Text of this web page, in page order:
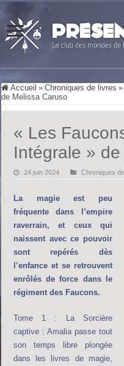
Accueil » Chroniques de livres »
de Melissa Caruso
« Les
Intégrale »
24 juin 2024 Chroniques
La magie est peu
fréquente dans l’empire
raverrain, et ceux qui
naissent avec ce pouvoir
sont repérés dès
l’enfance et se retrouvent
enrôlés de force dans le
régiment des Faucons.
Tome 1 : La Sorcière
captive : Amalia passe tout
son temps libre plongée
dans les livres de magie,